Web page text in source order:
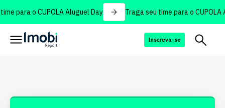
para o CUPOLA Aluguel Day Traga seu time para o CUPOLA
Inscreva-se